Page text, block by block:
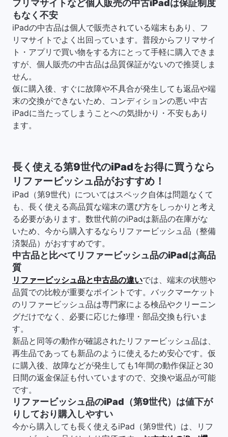
フリマサイトなど個人販売の中古iPadは保証制度
もなく不安
iPadの中古品は個人で販売されている端末もあり、フ
リマサイトでよく出回っています。普段からフリマサイ
ト・アプリで買い物をする方にとって手軽に購入できま
すが、個人販売の中古品は品質保証がないので推奨しま
せん。
仮に購入後、すぐに故障や不具合が発生しても返品や端
末の交換ができないため、コンディションの悪い中古
iPadに当たってしまうことへの気掛かり・不安もあり
ます。
長く使える第9世代のiPadをお得に買うなら
リファービッシュ品がおすすめ！
iPad（第9世代）についてはスペック自体は問題なくて
も、長く使える高品質な端末の選び方をしっかりと考え
る必要があります。数世代前のiPadは新品の在庫がな
いため、今から購入するならリファービッシュ品（整備
済製品）がおすすめです。
中古品と比べてリファービッシュ品のiPadは高品
質
リファービッシュ品と中古品の違いでは、端末の状態や
品質での比較が重要なポイントです。バックマーケット
のリファービッシュ品は専門家による検品やクリーニン
グだけでなく、必要に応じた修理・部品交換も行いま
す。
新品と同等の動作が確認されたリファービッシュ品は、
再生品であっても新品のように使えるため安心です。仮
に購入後、故障などが発生しても1年間の動作保証と30
日間の返金保証も付いていますので、交換や返品が可能
です。
リファービッシュ品のiPad（第9世代）は値下が
りしており購入しやすい
今から購入しても長く使えるiPad（第9世代）は、リフ